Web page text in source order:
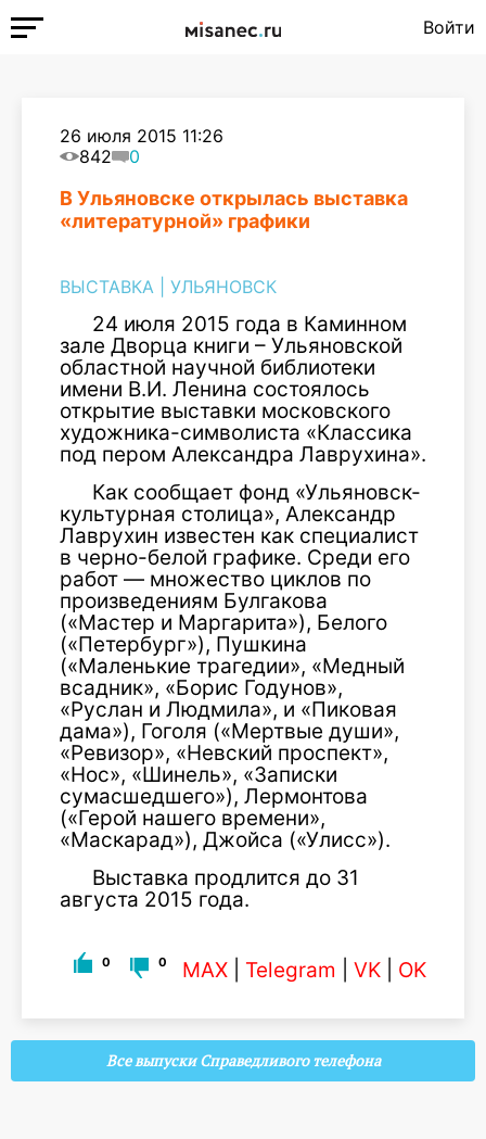
Войти
26 июля 2015 11:26
842
0
В Ульяновске открылась выставка
«литературной» графики
ВЫСТАВКА УЛЬЯНОВСК
24 июля 2015 года в Каминном
зале Дворца книги – Ульяновской
областной научной библиотеки
имени В.И. Ленина состоялось
открытие выставки московского
художника-символиста «Классика
под пером Александра Лаврухина».
Как сообщает фонд «Ульяновск-
культурная столица», Александр
Лаврухин известен как специалист
в черно-белой графике. Среди его
работ — множество циклов по
произведениям Булгакова
(«Мастер и Маргарита»), Белого
(«Петербург»), Пушкина
(«Маленькие трагедии», «Медный
всадник», «Борис Годунов»,
«Руслан и Людмила», и «Пиковая
дама»), Гоголя («Мертвые души»,
«Ревизор», «Невский проспект»,
«Нос», «Шинель», «Записки
сумасшедшего»), Лермонтова
(«Герой нашего времени»,
«Маскарад»), Джойса («Улисс»).
Выставка продлится до 31
августа 2015 года.
0 0 MAX Telegram VK OK
Все выпуски Справедливого телефона